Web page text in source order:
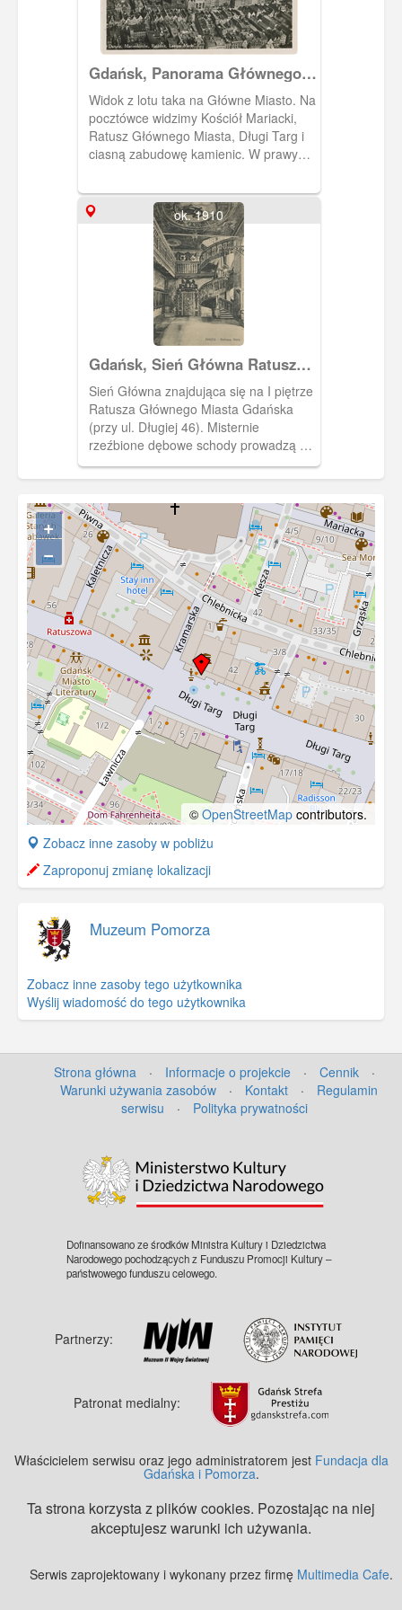
Gdańsk, Panorama Głównego
Miasta z Kościołem Mariackim
Widok z lotu taka na Główne Miasto. Na
pocztówce widzimy Kościół Mariacki,
Ratusz Głównego Miasta, Długi Targ i
ciasną zabudowę kamienic. W prawym
Luftaufnahmen Aerokartographisches
Institut A.G., Breslau fur die Danziger
Neuesten Nachrichten
ok. 1910
Gdańsk, Sień Główna Ratusza
Głównego Miasta Gdańska
(Rathaus, Diele)
Sień Główna znajdująca się na I piętrze
Ratusza Głównego Miasta Gdańska
(przy ul. Długiej 46). Misternie
rzeźbione dębowe schody prowadzą na
II piętro. Malowidło umieszczone
niegdyś na suficie nie przetrwało II
wojny światowej (ob. znajduje się tam
obraz wykonany przez Józefę Wnukową
przedstawiający wjazd Jana III
Sobieskiego do Gdańska w 1677 r.
+
−
© OpenStreetMap contributors.
+
−
Zobacz inne zasoby w pobliżu
Zaproponuj zmianę lokalizacji
Muzeum Pomorza
Zobacz inne zasoby tego użytkownika
Wyślij wiadomość do tego użytkownika
Strona główna · Informacje o projekcie · Cennik
·
Warunki używania zasobów
· Kontakt ·
Regulamin
serwisu
· Polityka prywatności
Dofinansowano ze środków Ministra Kultury i Dziedzictwa
Narodowego pochodzących z Funduszu Promocji Kultury –
państwowego funduszu celowego.
Partnerzy:
Patronat medialny:
Właścicielem serwisu oraz jego administratorem jest Fundacja dla
Gdańska i Pomorza.
Ta strona korzysta z plików cookies. Pozostając na niej
akceptujesz warunki ich używania.
Serwis zaprojektowany i wykonany przez firmę Multimedia Cafe.